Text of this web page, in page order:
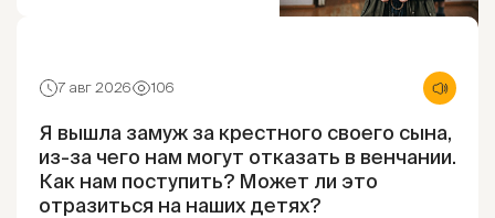
7 авг 2026 106
Я вышла замуж за крестного своего сына,
из-за чего нам могут отказать в венчании.
Как нам поступить? Может ли это
отразиться на наших детях?